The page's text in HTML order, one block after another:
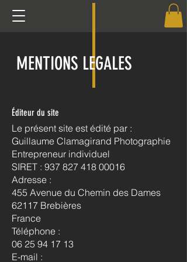
MENTIONS LEGALES
Éditeur du site
Le présent site est édité par :
Guillaume Clamagirand Photographie
Entrepreneur individuel
SIRET : 937 827 418 00016
Adresse :
455 Avenue du Chemin des Dames
62117 Brebières
France
Téléphone :
06 25 94 17 13
E-mail :